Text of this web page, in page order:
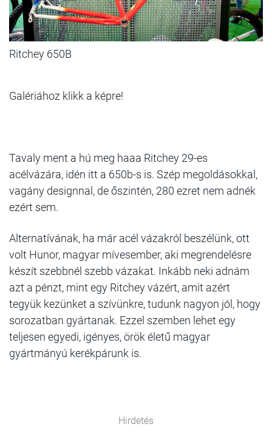
Ritchey 650B
Galériához klikk a képre!
Tavaly ment a hú meg haaa Ritchey 29-es
acélvázára, idén itt a 650b-s is. Szép megoldásokkal,
vagány designnal, de őszintén, 280 ezret nem adnék
ezért sem.
Alternatívának, ha már acél vázakról beszélünk, ott
volt Hunor, magyar mívesember, aki megrendelésre
készít szebbnél szebb vázakat. Inkább neki adnám
azt a pénzt, mint egy Ritchey vázért, amit azért
tegyük kezünket a szívünkre, tudunk nagyon jól, hogy
sorozatban gyártanak. Ezzel szemben lehet egy
teljesen egyedi, igényes, örök életű magyar
gyártmányú kerékpárunk is.
Hirdetés